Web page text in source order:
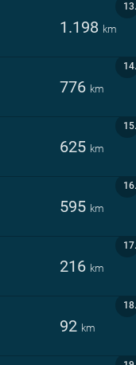
13.
1.198 km
14.
776 km
15.
625 km
16.
595 km
17.
216 km
18.
92 km